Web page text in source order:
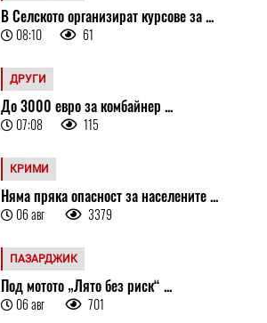
В Селското организират курсове за ...
08:10 61
ДРУГИ
До 3000 евро за комбайнер ...
07:08 115
КРИМИ
Няма пряка опасност за населените ...
06 авг 3379
ПАЗАРДЖИК
Под мотото „Лято без риск“ ...
06 авг 701